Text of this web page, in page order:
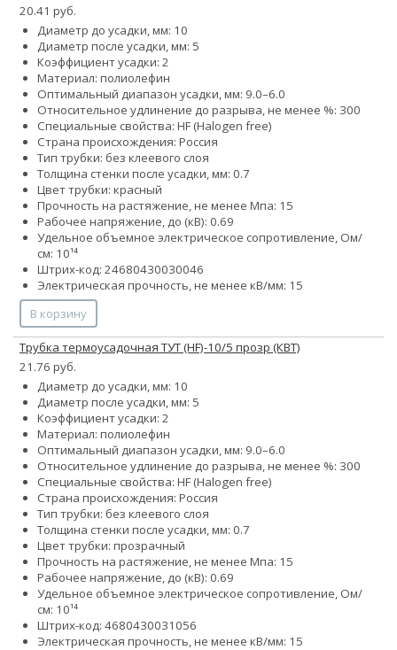
20.41 руб.
Диаметр до усадки, мм: 10
Диаметр после усадки, мм: 5
Коэффициент усадки: 2
Материал: полиолефин
Оптимальный диапазон усадки, мм: 9.0–6.0
Относительное удлинение до разрыва, не менее %: 300
Специальные свойства: HF (Halogen free)
Страна происхождения: Россия
Тип трубки: без клеевого слоя
Толщина стенки после усадки, мм: 0.7
Цвет трубки: красный
Прочность на растяжение, не менее Мпа: 15
Рабочее напряжение, до (кВ): 0.69
Удельное объемное электрическое сопротивление, Ом/
см: 10¹⁴
Штрих-код: 24680430030046
Электрическая прочность, не менее кВ/мм: 15
В корзину
Трубка термоусадочная ТУТ (HF)-10/5 прозр (КВТ)
21.76 руб.
Диаметр до усадки, мм: 10
Диаметр после усадки, мм: 5
Коэффициент усадки: 2
Материал: полиолефин
Оптимальный диапазон усадки, мм: 9.0–6.0
Относительное удлинение до разрыва, не менее %: 300
Специальные свойства: HF (Halogen free)
Страна происхождения: Россия
Тип трубки: без клеевого слоя
Толщина стенки после усадки, мм: 0.7
Цвет трубки: прозрачный
Прочность на растяжение, не менее Мпа: 15
Рабочее напряжение, до (кВ): 0.69
Удельное объемное электрическое сопротивление, Ом/
см: 10¹⁴
Штрих-код: 4680430031056
Электрическая прочность, не менее кВ/мм: 15